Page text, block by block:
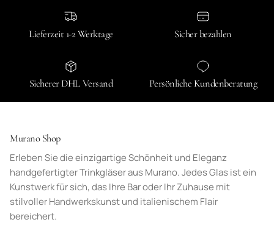
Lieferzeit 1-2 Werktage Sicher bezahlen
Sicherer DHL Versand Persönliche Kundenberatung
Murano Shop
Erleben Sie die einzigartige Schönheit und Eleganz
handgefertigter Trinkgläser aus Murano. Jedes Glas ist ein
Kunstwerk für sich, das Ihre Bar oder Ihr Zuhause mit
stilvoller Handwerkskunst und italienischem Flair
bereichert.